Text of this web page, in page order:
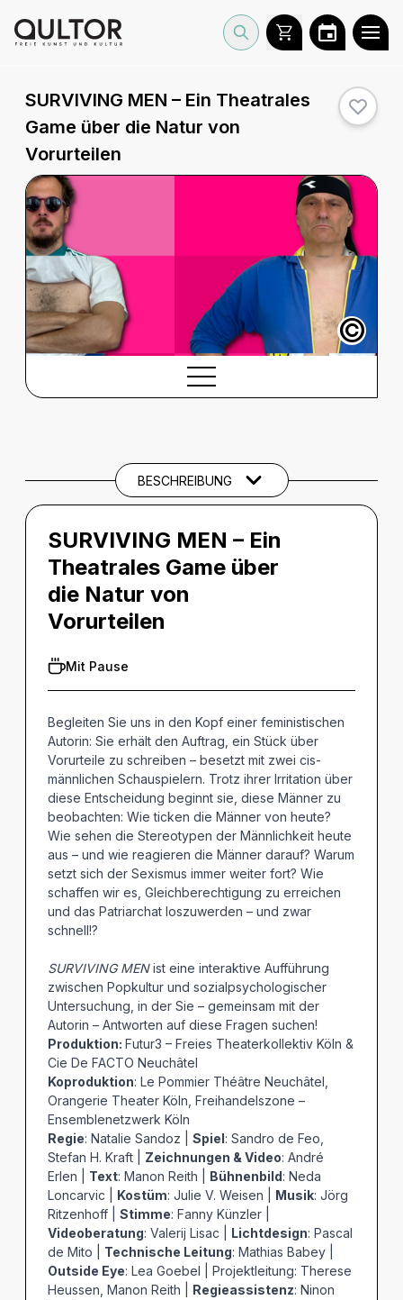
SURVIVING MEN – Ein Theatrales
Game über die Natur von
Vorurteilen
©
BESCHREIBUNG
SURVIVING MEN – Ein
Theatrales Game über
die Natur von
Vorurteilen
Mit Pause
Begleiten Sie uns in den Kopf einer feministischen
Autorin: Sie erhält den Auftrag, ein Stück über
Vorurteile zu schreiben – besetzt mit zwei cis-
männlichen Schauspielern. Trotz ihrer Irritation über
diese Entscheidung beginnt sie, diese Männer zu
beobachten: Wie ticken die Männer von heute?
Wie sehen die Stereotypen der Männlichkeit heute
aus – und wie reagieren die Männer darauf? Warum
setzt sich der Sexismus immer weiter fort? Wie
schaffen wir es, Gleichberechtigung zu erreichen
und das Patriarchat loszuwerden – und zwar
schnell!?
SURVIVING MENist eine interaktive Aufführung
zwischen Popkultur und sozialpsychologischer
Untersuchung, in der Sie – gemeinsam mit der
Autorin – Antworten auf diese Fragen suchen!
Produktion: Futur3 – Freies Theaterkollektiv Köln &
Cie De FACTO Neuchâtel
Koproduktion: Le Pommier Théâtre Neuchâtel,
Orangerie Theater Köln, Freihandelszone –
Ensemblenetzwerk Köln
Regie: Natalie Sandoz | Spiel: Sandro de Feo,
Stefan H. Kraft | Zeichnungen & Video: André
Erlen | Text: Manon Reith | Bühnenbild: Neda
Loncarvic | Kostüm: Julie V. Weisen | Musik: Jörg
Ritzenhoff | Stimme: Fanny Künzler |
Videoberatung: Valerij Lisac | Lichtdesign: Pascal
de Mito | Technische Leitung: Mathias Babey |
Outside Eye: Lea Goebel | Projektleitung: Therese
Heussen, Manon Reith | Regieassistenz: Ninon